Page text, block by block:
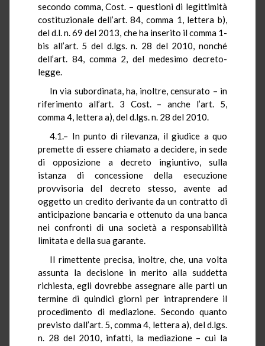
secondo comma, Cost. – questioni di legittimità
costituzionale dell’art. 84, comma 1, lettera b),
del d.l. n. 69 del 2013, che ha inserito il comma 1-
bis all’art. 5 del d.lgs. n. 28 del 2010, nonché
dell’art. 84, comma 2, del medesimo decreto-
legge.
In via subordinata, ha, inoltre, censurato – in
riferimento all’art. 3 Cost. – anche l’art. 5,
comma 4, lettera a), del d.lgs. n. 28 del 2010.
4.1.– In punto di rilevanza, il giudice a quo
premette di essere chiamato a decidere, in sede
di opposizione a decreto ingiuntivo, sulla
istanza di concessione della esecuzione
provvisoria del decreto stesso, avente ad
oggetto un credito derivante da un contratto di
anticipazione bancaria e ottenuto da una banca
nei confronti di una società a responsabilità
limitata e della sua garante.
Il rimettente precisa, inoltre, che, una volta
assunta la decisione in merito alla suddetta
richiesta, egli dovrebbe assegnare alle parti un
termine di quindici giorni per intraprendere il
procedimento di mediazione. Secondo quanto
previsto dall’art. 5, comma 4, lettera a), del d.lgs.
n. 28 del 2010, infatti, la mediazione – cui la